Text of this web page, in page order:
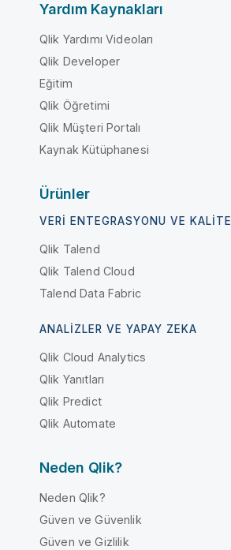
Yardım Kaynakları
Qlik Yardımı Videoları
Qlik Developer
Eğitim
Qlik Öğretimi
Qlik Müşteri Portalı
Kaynak Kütüphanesi
Ürünler
VERI ENTEGRASYONU VE KALITE
Qlik Talend
Qlik Talend Cloud
Talend Data Fabric
ANALIZLER VE YAPAY ZEKA
Qlik Cloud Analytics
Qlik Yanıtları
Qlik Predict
Qlik Automate
Neden Qlik?
Neden Qlik?
Güven ve Güvenlik
Güven ve Gizlilik